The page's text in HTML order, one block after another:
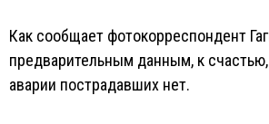
Как сообщает фотокорреспондент
предварительным данным, к счастью,
аварии пострадавших нет.